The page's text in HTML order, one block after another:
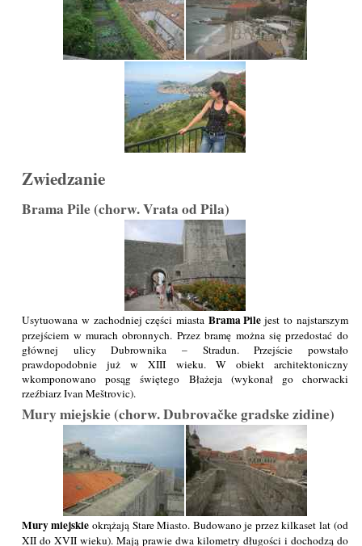
Zwiedzanie
Brama Pile (chorw. Vrata od Pila)
Usytuowana w zachodniej części miasta Brama Pilejest to najstarszym
przejściem w murach obronnych. Przez bramę można się przedostać do
głównej ulicy Dubrownika – Stradun. Przejście powstało
prawdopodobnie już w XIII wieku. W obiekt architektoniczny
wkomponowano posąg świętego Błażeja (wykonał go chorwacki
rzeźbiarz Ivan Meštrovic).
Mury miejskie (chorw. Dubrovačke gradske zidine)
Mury miejskie okrążają Stare Miasto. Budowano je przez kilkaset lat (od
XII do XVII wieku). Mają prawie dwa kilometry długości i dochodzą do